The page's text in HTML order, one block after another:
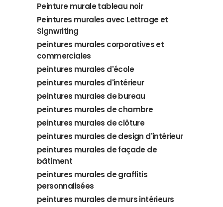
Peinture murale tableau noir
Peintures murales avec Lettrage et
Signwriting
peintures murales corporatives et
commerciales
peintures murales d'école
peintures murales d'intérieur
peintures murales de bureau
peintures murales de chambre
peintures murales de clôture
peintures murales de design d'intérieur
peintures murales de façade de
bâtiment
peintures murales de graffitis
personnalisées
peintures murales de murs intérieurs